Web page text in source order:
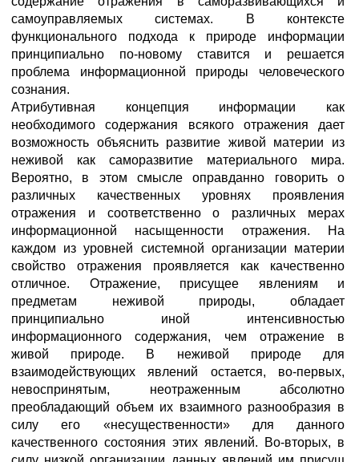
самоуправляемых системах. В контексте
функционального подхода к природе информации
принципиально по-новому ставится и решается
проблема информационной природы человеческого
сознания.
Атрибутивная концепция информации как
необходимого содержания всякого отражения дает
возможность объяснить развитие живой материи из
неживой как саморазвитие материального мира.
Вероятно, в этом смысле оправданно говорить о
различных качественных уровнях проявления
отражения и соответственно о различных мерах
информационной насыщенности отражения. На
каждом из уровней системной организации материи
свойство отражения проявляется как качественно
отличное. Отражение, присущее явлениям и
предметам неживой природы, обладает
принципиально иной интенсивностью
информационного содержания, чем отражение в
живой природе. В неживой природе для
взаимодействующих явлений остается, во-первых,
невоспринятым, неотраженным абсолютно
преобладающий объем их взаимного разнообразия в
силу его «несущественности» для данного
качественного состояния этих явлений. Во-вторых, в